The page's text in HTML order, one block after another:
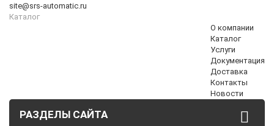
site@srs-automatic.ru
Каталог
О компании
Каталог
Услуги
Документация
Доставка
Контакты
Новости
РАЗДЕЛЫ САЙТА